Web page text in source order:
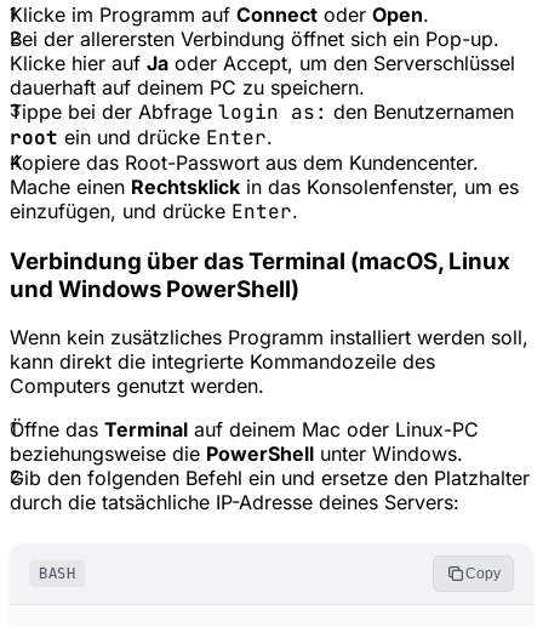
1
Klicke im Programm auf Connect oder Open.
2
Bei der allerersten Verbindung öffnet sich ein Pop-up.
Klicke hier auf Ja oder Accept, um den Serverschlüssel
dauerhaft auf deinem PC zu speichern.
3
Tippe bei der Abfrage login as: den Benutzernamen
root ein und drücke Enter.
4
Kopiere das Root-Passwort aus dem Kundencenter.
Mache einen Rechtsklick in das Konsolenfenster, um es
einzufügen, und drücke Enter.
Verbindung über das Terminal (macOS, Linux
und Windows PowerShell)
Wenn kein zusätzliches Programm installiert werden soll,
kann direkt die integrierte Kommandozeile des
Computers genutzt werden.
1
Öffne das Terminal auf deinem Mac oder Linux-PC
beziehungsweise die PowerShell unter Windows.
2
Gib den folgenden Befehl ein und ersetze den Platzhalter
durch die tatsächliche IP-Adresse deines Servers:
BASH Copy